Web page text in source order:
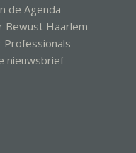
de Agenda
Bewust Haarlem
Professionals
nieuwsbrief